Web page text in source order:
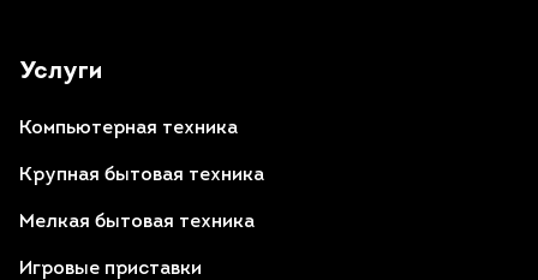
Услуги
Компьютерная техника
Крупная бытовая техника
Мелкая бытовая техника
Игровые приставки